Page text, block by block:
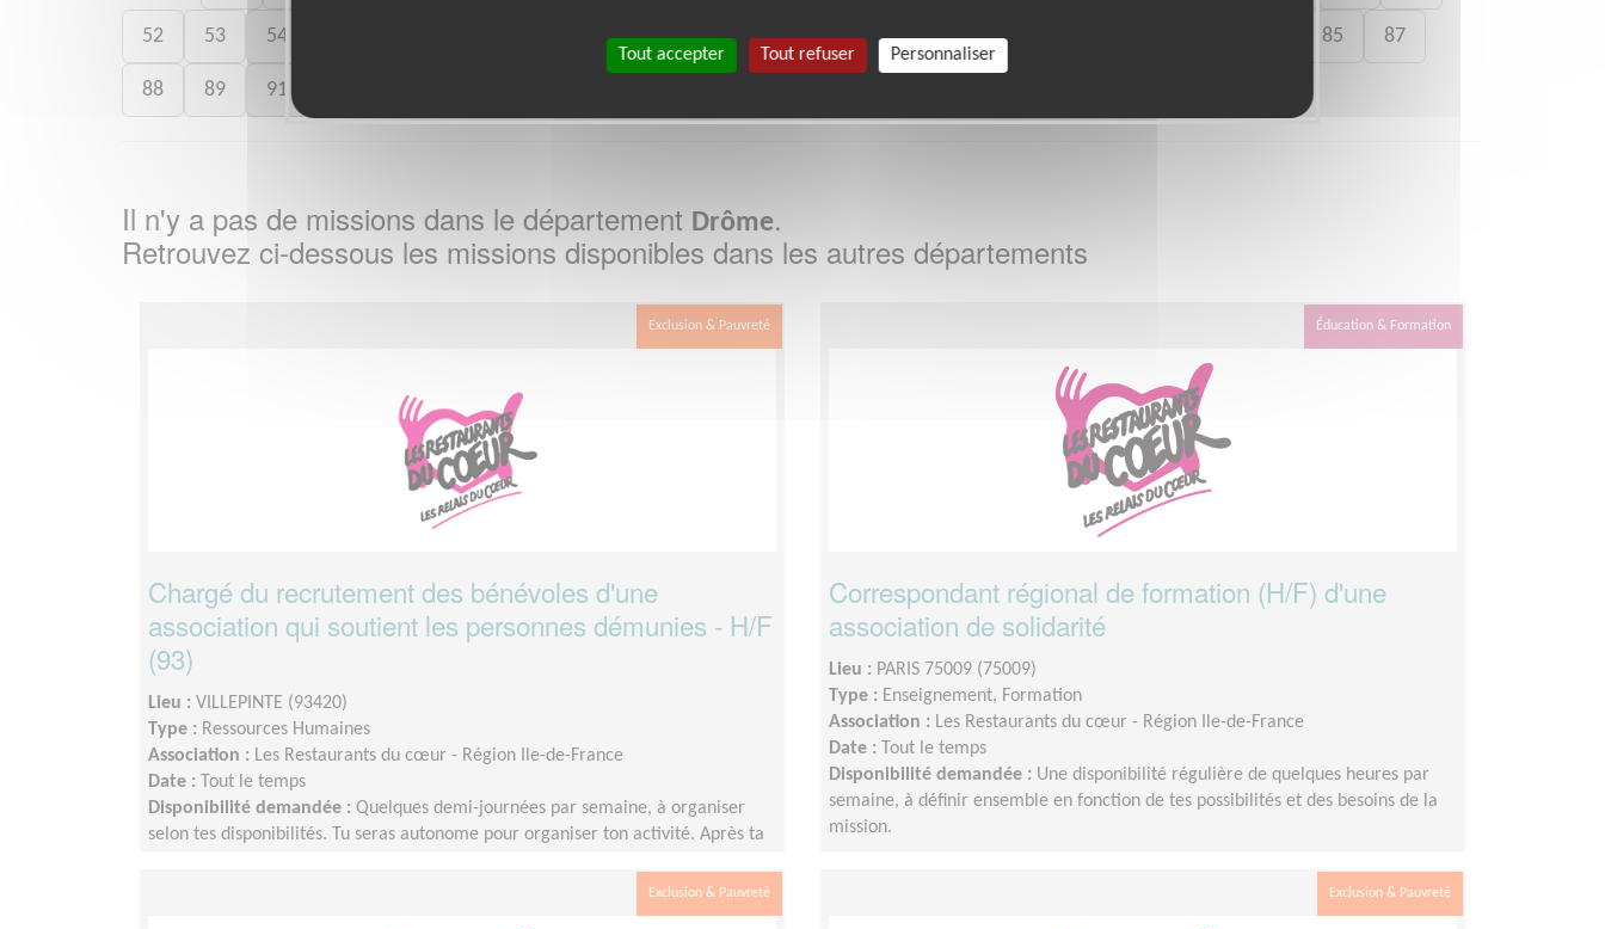
52 53 54 68 69 71 73 74 75 85 87
88 89 91
Il n'y a pas de missions dans le département Drôme.
Retrouvez ci-dessous les missions disponibles dans les autres départements
Exclusion & Pauvreté
Chargé du recrutement des bénévoles d'une
association qui soutient les personnes démunies - H/F
(93)
Lieu : VILLEPINTE (93420)
Type : Ressources Humaines
Association : Les Restaurants du cœur - Région Ile-de-France
Date :
Tout le temps
Disponibilité demandée : Quelques demi-journées par semaine, à organiser
selon tes disponibilités. Tu seras autonome pour organiser ton activité. Après ta
réalisée en télétravail. Les modalités et la fréquence de ton engagement seront
définies ensemble, en fonction de tes disponibilités et des besoins de la mission.
Éducation & Formation
Correspondant régional de formation (H/F) d'une
association de solidarité
Lieu : PARIS 75009 (75009)
Type : Enseignement, Formation
Association : Les Restaurants du cœur - Région Ile-de-France
Date :
Tout le temps
Disponibilité demandée : Une disponibilité régulière de quelques heures par
semaine, à définir ensemble en fonction de tes possibilités et des besoins de la
mission.
Exclusion & Pauvreté Exclusion & Pauvreté
Tout accepter Tout refuser Personnaliser